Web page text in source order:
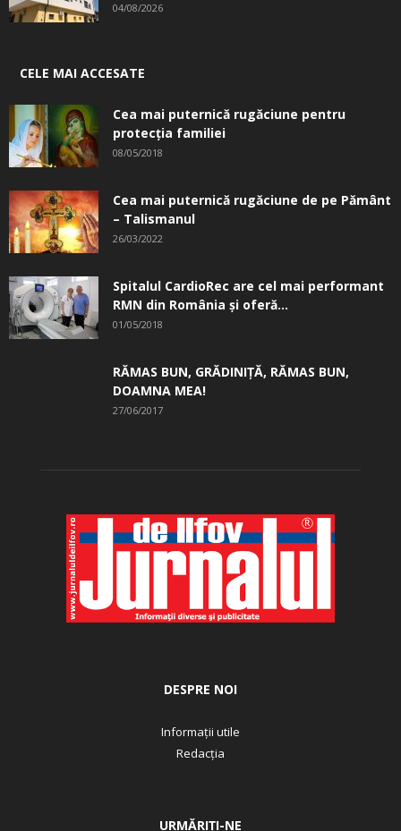
04/08/2026
CELE MAI ACCESATE
Cea mai puternică rugăciune pentru
protecția familiei
08/05/2018
Cea mai puternică rugăciune de pe Pământ
– Talismanul
26/03/2022
Spitalul CardioRec are cel mai performant
RMN din România și oferă...
01/05/2018
RĂMAS BUN, GRĂDINIŢĂ, ­RĂMAS BUN,
DOAMNA MEA!
27/06/2017
DESPRE NOI
Informații utile
Redacția
URMĂRIȚI-NE